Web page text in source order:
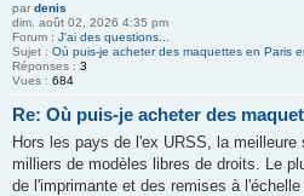
par denis
dim. août 02, 2026 4:35 pm
Forum : J'ai des questions...
Sujet : Où puis-je acheter des maquettes en Paris
Réponses : 3
Vues : 684
Re: Où puis-je acheter des
Hors les pays de l'ex URSS, la
milliers de modèles libres de droits. Le
de l'imprimante et des remises à